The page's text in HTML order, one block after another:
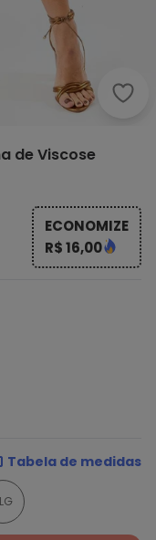
de Viscose
ECONOMIZE
R$ 16,00
Tabela de medidas